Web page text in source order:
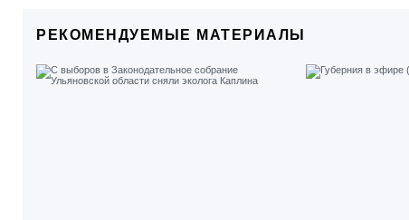
РЕКОМЕНДУЕМЫЕ МАТЕРИАЛЫ